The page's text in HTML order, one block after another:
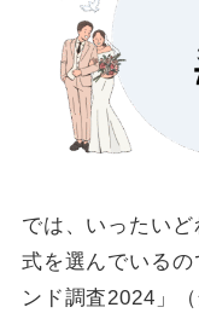
では、いったい
式を選んでいる
ンド調査2024」